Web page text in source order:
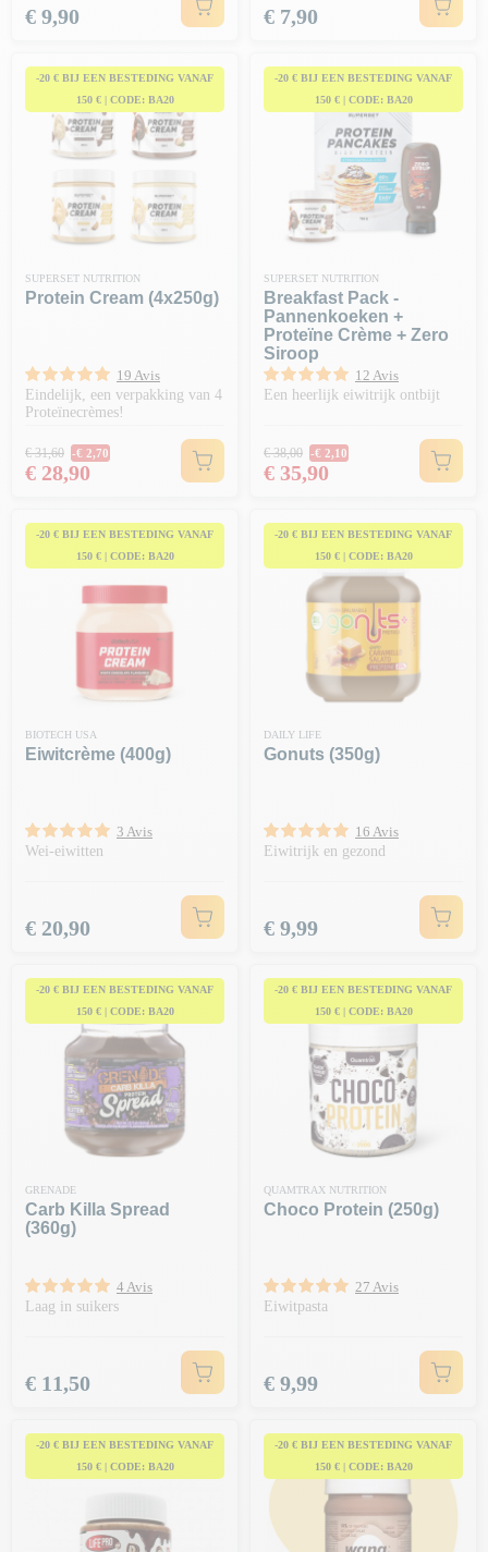
Prijs
€ 9,90 Prijs
€ 7,90
-20 € BIJ EEN BESTEDING VANAF
150 € | CODE: BA20
SUPERSET NUTRITION
Protein Cream (4x250g)
19 Avis
Eindelijk, een verpakking van 4
Proteïnecrèmes!
Normale prijs
€ 31,60 -€ 2,70
Prijs
€ 28,90
-20 € BIJ EEN BESTEDING VANAF
150 € | CODE: BA20
SUPERSET NUTRITION
Breakfast Pack -
Pannenkoeken +
Proteïne Crème + Zero
Siroop
12 Avis
Een heerlijk eiwitrijk ontbijt
Normale prijs
€ 38,00 -€ 2,10
Prijs
€ 35,90
-20 € BIJ EEN BESTEDING VANAF
150 € | CODE: BA20
BIOTECH USA
Eiwitcrème (400g)
3 Avis
Wei-eiwitten
Prijs
€ 20,90
-20 € BIJ EEN BESTEDING VANAF
150 € | CODE: BA20
DAILY LIFE
Gonuts (350g)
16 Avis
Eiwitrijk en gezond
Prijs
€ 9,99
-20 € BIJ EEN BESTEDING VANAF
150 € | CODE: BA20
GRENADE
Carb Killa Spread
(360g)
4 Avis
Laag in suikers
Prijs
€ 11,50
-20 € BIJ EEN BESTEDING VANAF
150 € | CODE: BA20
QUAMTRAX NUTRITION
Choco Protein (250g)
27 Avis
Eiwitpasta
Prijs
€ 9,99
-20 € BIJ EEN BESTEDING VANAF
150 € | CODE: BA20
-20 € BIJ EEN BESTEDING VANAF
150 € | CODE: BA20